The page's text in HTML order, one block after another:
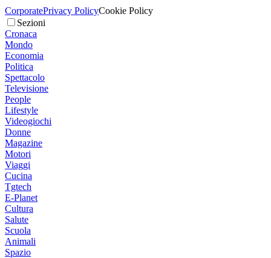
CorporatePrivacy PolicyCookie Policy
Sezioni
Cronaca
Mondo
Economia
Politica
Spettacolo
Televisione
People
Lifestyle
Videogiochi
Donne
Magazine
Motori
Viaggi
Cucina
Tgtech
E-Planet
Cultura
Salute
Scuola
Animali
Spazio